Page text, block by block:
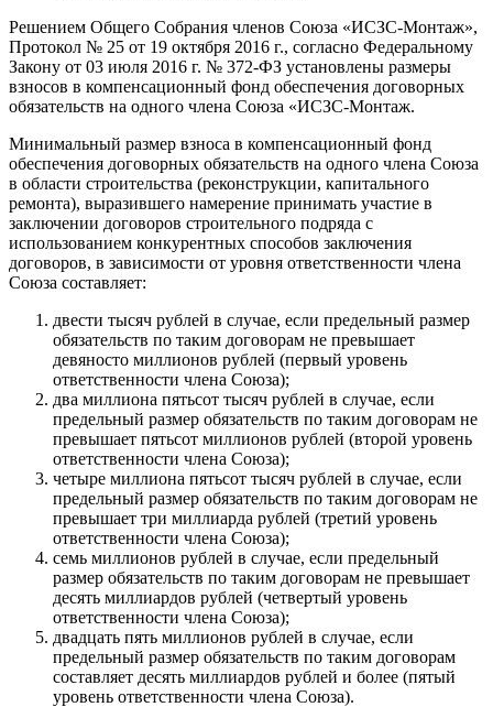
Решением Общего Собрания членов Союза «ИСЗС-Монтаж»,
Протокол № 25 от 19 октября 2016 г., согласно Федеральному
Закону от 03 июля 2016 г. № 372-ФЗ установлены размеры
взносов в компенсационный фонд обеспечения договорных
обязательств на одного члена Союза «ИСЗС-Монтаж.
Минимальный размер взноса в компенсационный фонд
обеспечения договорных обязательств на одного члена Союза
в области строительства (реконструкции, капитального
ремонта), выразившего намерение принимать участие в
заключении договоров строительного подряда с
использованием конкурентных способов заключения
договоров, в зависимости от уровня ответственности члена
Союза составляет:
двести тысяч рублей в случае, если предельный размер
обязательств по таким договорам не превышает
девяносто миллионов рублей (первый уровень
ответственности члена Союза);
два миллиона пятьсот тысяч рублей в случае, если
предельный размер обязательств по таким договорам не
превышает пятьсот миллионов рублей (второй уровень
ответственности члена Союза);
четыре миллиона пятьсот тысяч рублей в случае, если
предельный размер обязательств по таким договорам не
превышает три миллиарда рублей (третий уровень
ответственности члена Союза);
семь миллионов рублей в случае, если предельный
размер обязательств по таким договорам не превышает
десять миллиардов рублей (четвертый уровень
ответственности члена Союза);
двадцать пять миллионов рублей в случае, если
предельный размер обязательств по таким договорам
составляет десять миллиардов рублей и более (пятый
уровень ответственности члена Союза).